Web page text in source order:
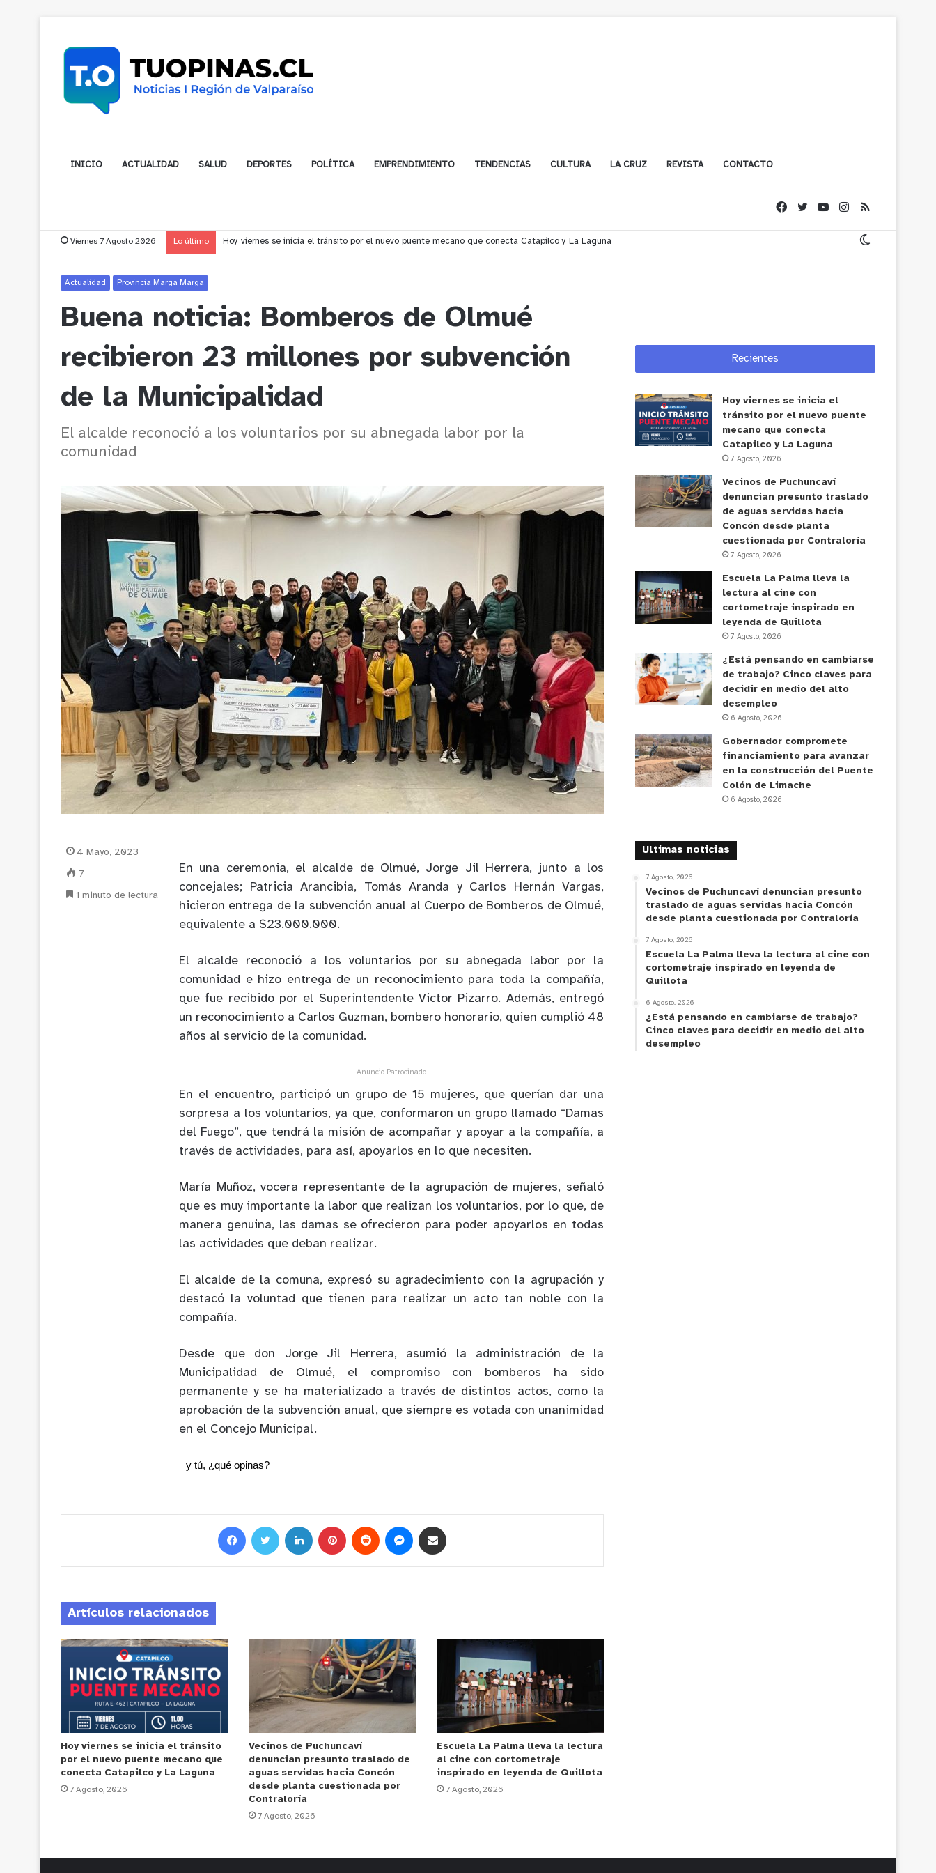
INICIO ACTUALIDAD SALUD DEPORTES POLÍTICA EMPRENDIMIENTO TENDENCIAS CULTURA LA CRUZ REVISTA CONTACTO
Viernes 7 Agosto 2026 Lo último Vecinos de Puchuncaví denuncian presunto traslado de aguas servidas hacia Concón desde planta cuestionada por Contraloría
Actualidad Provincia Marga Marga
Buena noticia: Bomberos de Olmué
recibieron 23 millones por subvención
de la Municipalidad
El alcalde reconoció a los voluntarios por su abnegada labor por la
comunidad
En una ceremonia, el alcalde de Olmué, Jorge Jil Herrera, junto a los
concejales; Patricia Arancibia, Tomás Aranda y Carlos Hernán Vargas,
hicieron entrega de la subvención anual al Cuerpo de Bomberos de Olmué,
equivalente a $23.000.000.
El alcalde reconoció a los voluntarios por su abnegada labor por la
comunidad e hizo entrega de un reconocimiento para toda la compañía,
que fue recibido por el Superintendente Victor Pizarro. Además, entregó
un reconocimiento a Carlos Guzman, bombero honorario, quien cumplió 48
años al servicio de la comunidad.
Anuncio Patrocinado
En el encuentro, participó un grupo de 15 mujeres, que querían dar una
sorpresa a los voluntarios, ya que, conformaron un grupo llamado “Damas
del Fuego”, que tendrá la misión de acompañar y apoyar a la compañía, a
través de actividades, para así, apoyarlos en lo que necesiten.
María Muñoz, vocera representante de la agrupación de mujeres, señaló
que es muy importante la labor que realizan los voluntarios, por lo que, de
manera genuina, las damas se ofrecieron para poder apoyarlos en todas
las actividades que deban realizar.
El alcalde de la comuna, expresó su agradecimiento con la agrupación y
destacó la voluntad que tienen para realizar un acto tan noble con la
compañía.
Desde que don Jorge Jil Herrera, asumió la administración de la
Municipalidad de Olmué, el compromiso con bomberos ha sido
permanente y se ha materializado a través de distintos actos, como la
aprobación de la subvención anual, que siempre es votada con unanimidad
en el Concejo Municipal.
y tú, ¿qué opinas?
4 Mayo, 2023
7
1 minuto de lectura
Artículos relacionados
Hoy viernes se inicia el tránsito
por el nuevo puente mecano que
conecta Catapilco y La Laguna
7 Agosto, 2026
Vecinos de Puchuncaví
denuncian presunto traslado de
aguas servidas hacia Concón
desde planta cuestionada por
Contraloría
7 Agosto, 2026
Escuela La Palma lleva la lectura
al cine con cortometraje
inspirado en leyenda de Quillota
7 Agosto, 2026
Recientes
Hoy viernes se inicia el
tránsito por el nuevo puente
mecano que conecta
Catapilco y La Laguna
7 Agosto, 2026
Vecinos de Puchuncaví
denuncian presunto traslado
de aguas servidas hacia
Concón desde planta
cuestionada por Contraloría
7 Agosto, 2026
Escuela La Palma lleva la
lectura al cine con
cortometraje inspirado en
leyenda de Quillota
7 Agosto, 2026
¿Está pensando en cambiarse
de trabajo? Cinco claves para
decidir en medio del alto
desempleo
6 Agosto, 2026
Gobernador compromete
financiamiento para avanzar
en la construcción del Puente
Colón de Limache
6 Agosto, 2026
Ultimas noticias
7 Agosto, 2026
Vecinos de Puchuncaví denuncian presunto
traslado de aguas servidas hacia Concón
desde planta cuestionada por Contraloría
7 Agosto, 2026
Escuela La Palma lleva la lectura al cine con
cortometraje inspirado en leyenda de
Quillota
6 Agosto, 2026
¿Está pensando en cambiarse de trabajo?
Cinco claves para decidir en medio del alto
desempleo